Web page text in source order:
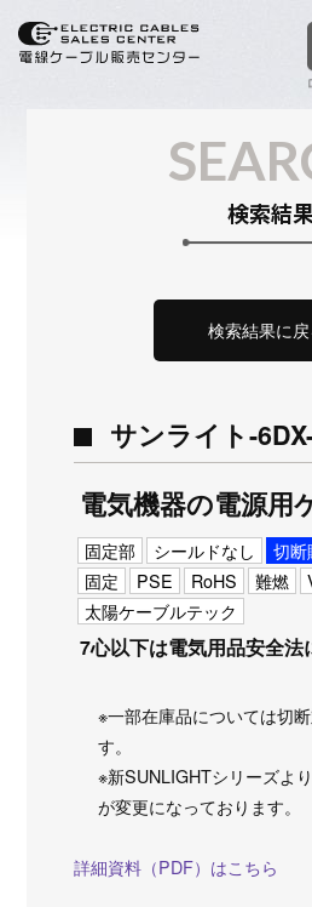
検索結果
検索結果に
サンライト-
電気機器の電源用
固定部 シールドなし 切断
固定
PSE RoHS 難燃
太陽ケーブルテック
7心以下は電気用品安全法
※一部在庫品については切
す。
※新SUNLIGHTシリーズよ
が変更になっております
詳細資料（PDF）はこちら